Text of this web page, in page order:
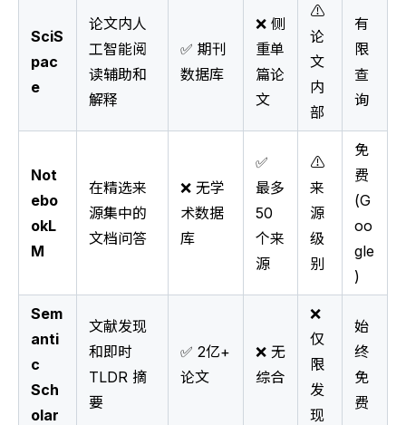
SciS
pac
e
论文内人
工智能阅
读辅助和
解释
✅ 期刊
数据库
❌ 侧
重单
篇论
文
⚠️
论
文
内
部
有
限
查
询
Not
ebo
okL
M
在精选来
源集中的
文档问答
❌ 无学
术数据
库
✅
最多
50
个来
源
⚠️
来
源
级
别
免
费
(G
oo
gle
)
Sem
anti
c
Sch
olar
文献发现
和即时
TLDR 摘
要
✅ 2亿+
论文
❌ 无
综合
❌
仅
限
发
现
始
终
免
费